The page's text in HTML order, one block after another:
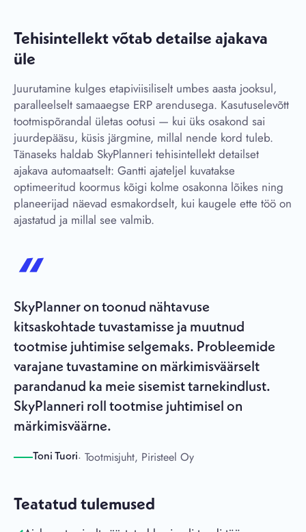
Tehisintellekt võtab detailse ajakava
üle
Juurutamine kulges etapiviisiliselt umbes aasta jooksul,
paralleelselt samaaegse ERP arendusega. Kasutuselevõtt
tootmispõrandal ületas ootusi — kui üks osakond sai
juurdepääsu, küsis järgmine, millal nende kord tuleb.
Tänaseks haldab SkyPlanneri tehisintellekt detailset
ajakava automaatselt: Gantti ajateljel kuvatakse
optimeeritud koormus kõigi kolme osakonna lõikes ning
planeerijad näevad esmakordselt, kui kaugele ette töö on
ajastatud ja millal see valmib.
SkyPlanner on toonud nähtavuse
kitsaskohtade tuvastamisse ja muutnud
tootmise juhtimise selgemaks. Probleemide
varajane tuvastamine on märkimisväärselt
parandanud ka meie sisemist tarnekindlust.
SkyPlanneri roll tootmise juhtimisel on
märkimisväärne.
Toni Tuori· Tootmisjuht, Piristeel Oy
Teatatud tulemused